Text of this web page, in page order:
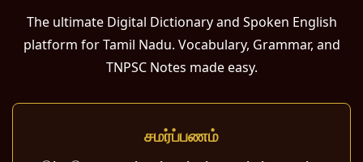
The ultimate Digital Dictionary and Spoken English
platform for Tamil Nadu. Vocabulary, Grammar, and
TNPSC Notes made easy.
சமர்ப்பணம்